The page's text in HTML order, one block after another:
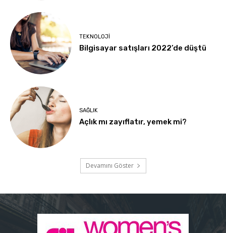
TEKNOLOJI
Bilgisayar satışları 2022’de düştü
SAĞLIK
Açlık mı zayıflatır, yemek mi?
Devamını Göster